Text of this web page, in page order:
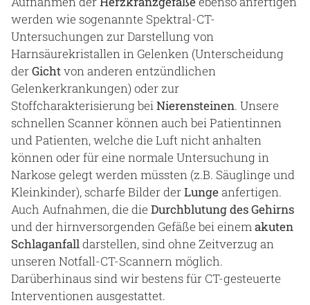
werden wie sogenannte Spektral-CT-
Untersuchungen zur Darstellung von
Harnsäurekristallen in Gelenken (Unterscheidung
derGichtvon anderen entzündlichen
Gelenkerkrankungen) oder zur
Stoffcharakterisierung beiNierensteinen. Unsere
schnellen Scanner können auch bei Patientinnen
und Patienten, welche die Luft nicht anhalten
können oder für eine normale Untersuchung in
Narkose gelegt werden müssten (z.B. Säuglinge und
Kleinkinder), scharfe Bilder derLungeanfertigen.
Auch Aufnahmen, die die Durchblutung des Gehirns
und der hirnversorgenden Gefäße bei einemakuten
Schlaganfalldarstellen, sind ohne Zeitverzug an
unseren Notfall-CT-Scannern möglich.
Darüberhinaus sind wir bestens für CT-gesteuerte
Interventionen ausgestattet.